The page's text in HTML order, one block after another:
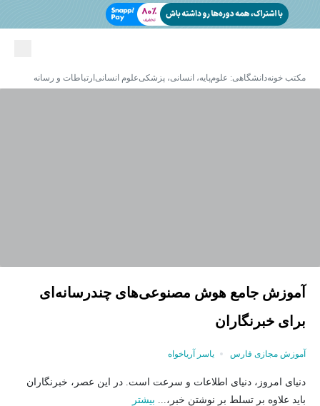
مکتب خونهدانشگاهی: علوم‌پایه، انسانی، پزشکیعلوم انسانی ارتباطات و رسانه
آموزش جامع هوش مصنوعی‌های چندرسانه‌ای
برای خبرنگاران
آموزش مجازی فارس یاسر آریاخواه
دنیای امروز، دنیای اطلاعات و سرعت است. در این عصر، خبرنگاران
باید علاوه بر تسلط بر نوشتن خبر،... بیشتر